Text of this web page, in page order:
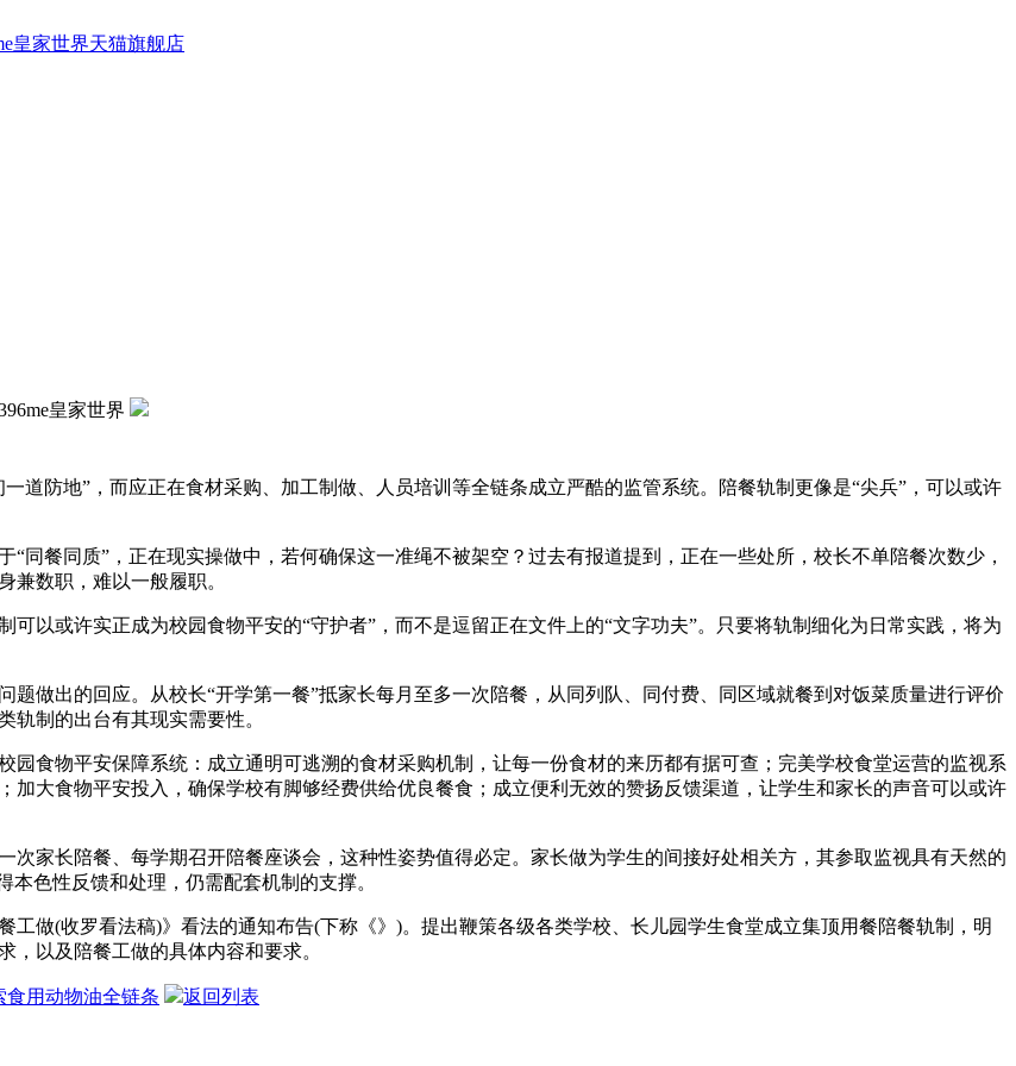
皇家世界天猫旗舰店
皇家世界
防地”，而应正在食材采购、加工制做、人员培训等全链条成立严酷的监管系统。陪餐轨制更像是“尖兵”，可以或许
餐同质”，正在现实操做中，若何确保这一准绳不被架空？过去有报道提到，正在一些处所，校长不单陪餐次数少，
兼数职，难以一般履职。
或许实正成为校园食物平安的“守护者”，而不是逗留正在文件上的“文字功夫”。只要将轨制细化为日常实践，将为
出的回应。从校长“开学第一餐”抵家长每月至多一次陪餐，从同列队、同付费、同区域就餐到对饭菜质量进行评价
轨制的出台有其现实需要性。
食物平安保障系统：成立通明可逃溯的食材采购机制，让每一份食材的来历都有据可查；完美学校食堂运营的监视系
大食物平安投入，确保学校有脚够经费供给优良餐食；成立便利无效的赞扬反馈渠道，让学生和家长的声音可以或许
家长陪餐、每学期召开陪餐座谈会，这种性姿势值得必定。家长做为学生的间接好处相关方，其参取监视具有天然的
色性反馈和处理，仍需配套机制的支撑。
(收罗看法稿)》看法的通知布告(下称《》)。提出鞭策各级各类学校、长儿园学生食堂成立集顶用餐陪餐轨制，明
，以及陪餐工做的具体内容和要求。
用动物油全链条 返回列表